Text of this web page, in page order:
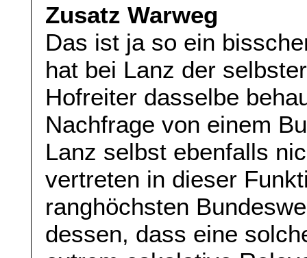
Zusatz Warweg
Das ist ja so ein
hat bei Lanz der
Hofreiter dasselbe
Nachfrage von einem
Lanz selbst ebenfalls
vertreten in dieser
ranghöchsten
dessen, dass eine